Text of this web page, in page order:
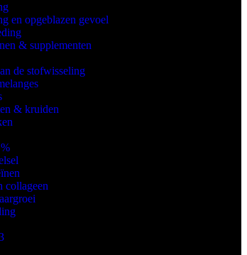
en opgeblazen gevoel
& supplementen
de stofwisseling
& kruiden
collageen